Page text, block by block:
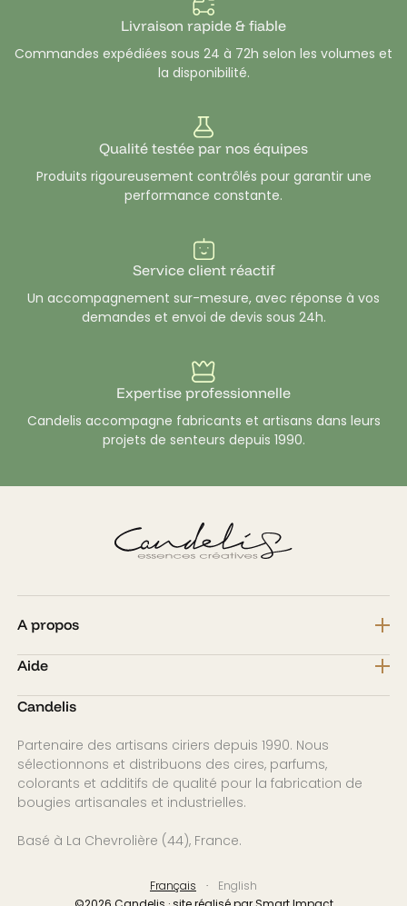
Livraison rapide & fiable
Commandes expédiées sous 24 à 72h selon les volumes et
la disponibilité.
Qualité testée par nos équipes
Produits rigoureusement contrôlés pour garantir une
performance constante.
Service client réactif
Un accompagnement sur-mesure, avec réponse à vos
demandes et envoi de devis sous 24h.
Expertise professionnelle
Candelis accompagne fabricants et artisans dans leurs
projets de senteurs depuis 1990.
A propos
Aide
Candelis
Partenaire des artisans ciriers depuis 1990. Nous
sélectionnons et distribuons des cires, parfums,
colorants et additifs de qualité pour la fabrication de
bougies artisanales et industrielles.
Basé à La Chevrolière (44), France.
Français
English